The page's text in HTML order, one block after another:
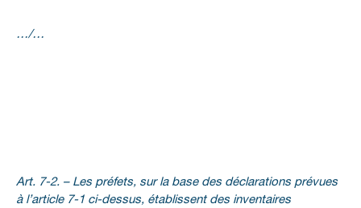
…/…
Art. 7-2. – Les préfets, sur la base des déclarations prévues
à l’article 7-1 ci-dessus, établissent des inventaires